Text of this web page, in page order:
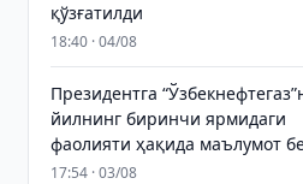
қўзғатилди
18:40 · 04/08
Президентга
йилнинг биринчи ярмидаги
фаолияти ҳақида маълумот
17:54 · 03/08